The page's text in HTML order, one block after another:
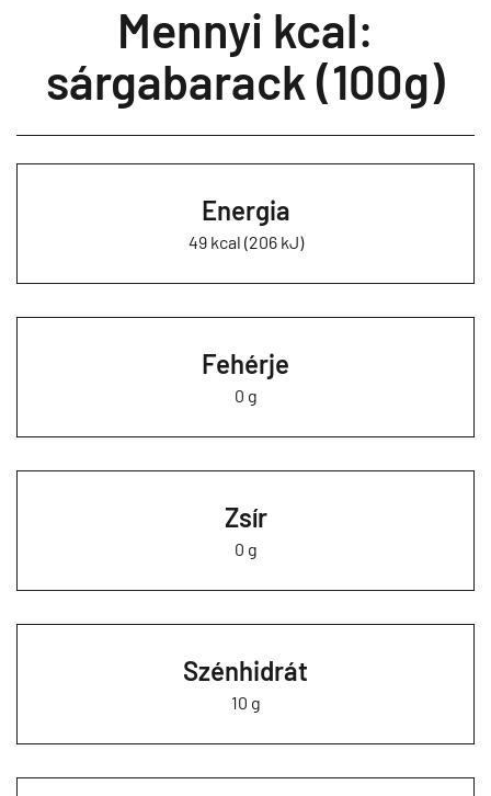
Mennyi kcal:
sárgabarack (100g)
Energia
49 kcal (206 kJ)
Fehérje
0 g
Zsír
0 g
Szénhidrát
10 g